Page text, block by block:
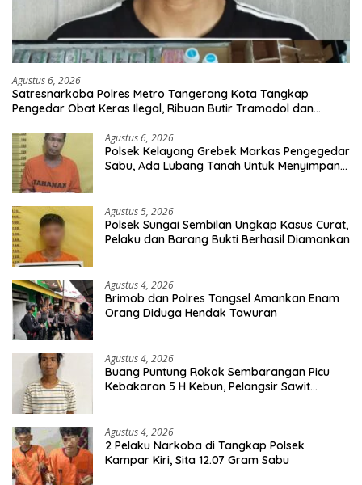
Agustus 6, 2026
Satresnarkoba Polres Metro Tangerang Kota Tangkap
Pengedar Obat Keras Ilegal, Ribuan Butir Tramadol dan
Agustus 6, 2026
Polsek Kelayang Grebek Markas Pengegedar
Sabu, Ada Lubang Tanah Untuk Menyimpan
Agustus 5, 2026
Polsek Sungai Sembilan Ungkap Kasus Curat,
Pelaku dan Barang Bukti Berhasil Diamankan
Agustus 4, 2026
Brimob dan Polres Tangsel Amankan Enam
Orang Diduga Hendak Tawuran
Agustus 4, 2026
Buang Puntung Rokok Sembarangan Picu
Kebakaran 5 H Kebun, Pelangsir Sawit
Agustus 4, 2026
2 Pelaku Narkoba di Tangkap Polsek
Kampar Kiri, Sita 12.07 Gram Sabu